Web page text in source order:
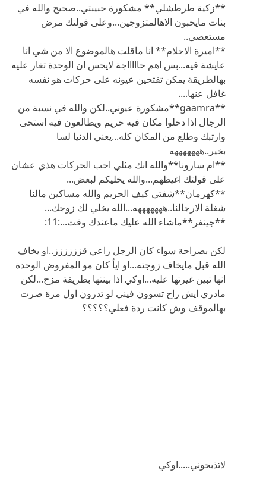
**زكية طرطشلي** مشكورة حبيبتي..صحيح والله في
بنات مايحبون الاهالمتزوجين...وعلى قولتك مرض
مستعصي..
**اميرة الاحلام** انا ماقلت هالموضوع الا من شي انا
عايشة فيه...بس اهم حاااااجة لايحس ان الوحدة تغار عليه
بهالطريقة يمكن تفتحين عيونه على حركات هو نفسه
غافل عنها....
**gaamra**مشكورة عيوني..لكن والله في نسبة من
الرجال اذا دخلوا مكان فيه حريم ويطالعون فيه استحى
وارتبك وطلع من المكان كله...يعني الدنيا لسا
بخير..هههههههه
**ام سارونا**والله انك مثلي احب الحركات هذي عشان
على قولتك اغيظهم...والله يخليكم لبعض...
**كهرمان**شفتي كيف الحريم والله مساكين مالنا
شغلة الارجالنا..هههههههه...الله يخلي لك زوجك...
**جينفر**ماشاء الله عليك ماعندك وقت...:11:
لكن بصراحة سواء كان الرجل راعي قزززززز..او يخاف
الله قبل مايخاف زوجته...او ايأ كان مو المفروض الوحدة
انها تبين غيرتها عليه...اوكي اذا بينتها بطريقة مزح...لكن
مادري ايش راح تسوون فيني لو تدرون اول مرة صرت
بهالموقف وش كانت ردة فعلي؟؟؟؟؟
لاتذبحوني.....اوكي